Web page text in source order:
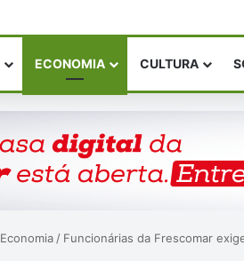
ECONOMIA CULTURA
Economia / Funcionárias da Frescomar